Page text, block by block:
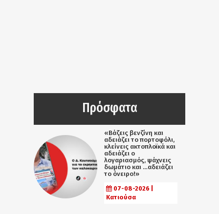
Πρόσφατα
«Βάζεις βενζίνη και
αδειάζει το πορτοφόλι,
κλείνεις ακτοπλοϊκά και
αδειάζει ο
λογαριασμός, ψάχνεις
δωμάτιο και …αδειάζει
το όνειρο!»
07-08-2026 |
Κατιούσα